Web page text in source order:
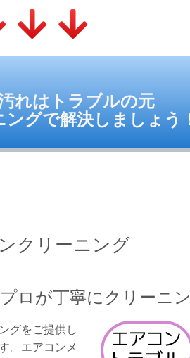
れはトラブルの元
ングで解決しましょう
クリーニング
ロが丁寧にクリーニ
グをご提供し
。エアコンメ